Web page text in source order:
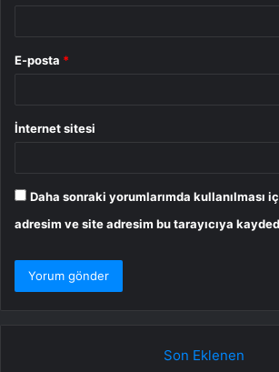
E-posta *
İnternet sitesi
Daha sonraki yorumlarımda kullanılması
adresim ve site adresim bu tarayıcıya
Son Eklenen